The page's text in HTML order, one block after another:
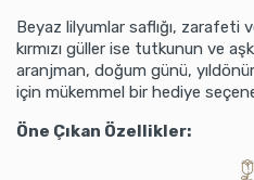
Beyaz lilyumlar saflığı, zarafeti
kırmızı güller ise tutkunun ve
aranjman, doğum günü,
için mükemmel bir hediye
Öne Çıkan Özellikler: